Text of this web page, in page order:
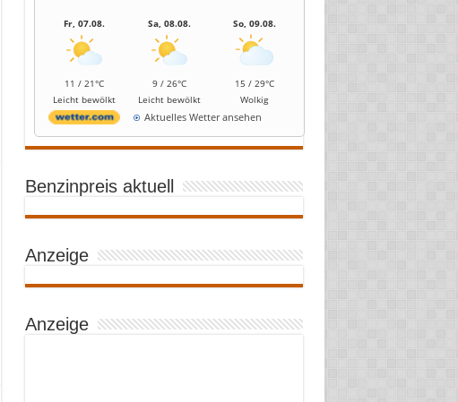
Fr, 07.08.
11 / 21°C
Leicht bewölkt
Sa, 08.08.
9 / 26°C
Leicht bewölkt
So, 09.08.
15 / 29°C
Wolkig
Aktuelles Wetter ansehen
Benzinpreis aktuell
Anzeige
Anzeige